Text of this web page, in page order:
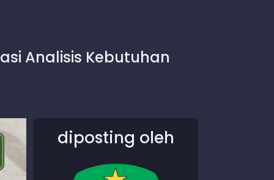
Analisis Kebutuhan
diposting oleh